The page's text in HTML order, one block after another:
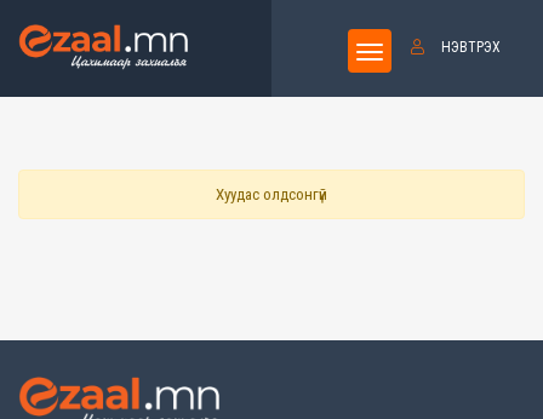
НЭВТРЭХ
Хуудас олдсонгүй